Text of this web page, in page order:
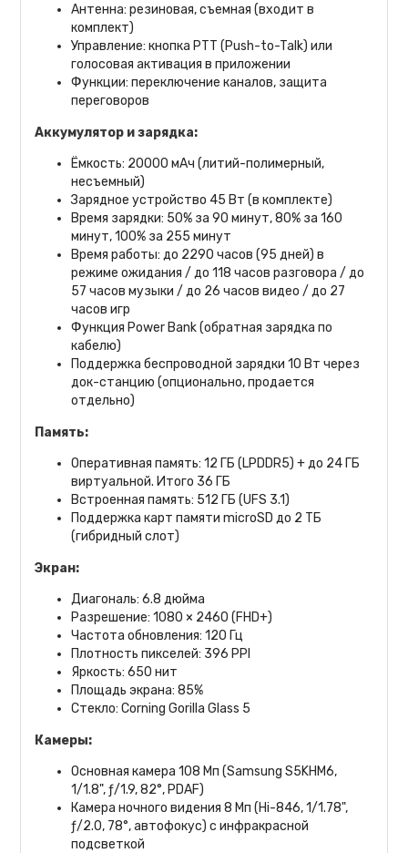
Антенна: резиновая, съемная (входит в
комплект)
Управление: кнопка PTT (Push-to-Talk) или
голосовая активация в приложении
Функции: переключение каналов, защита
переговоров
Аккумулятор и зарядка:
Ёмкость: 20000 мАч (литий-полимерный,
несъемный)
Зарядное устройство 45 Вт (в комплекте)
Время зарядки: 50% за 90 минут, 80% за 160
минут, 100% за 255 минут
Время работы: до 2290 часов (95 дней) в
режиме ожидания / до 118 часов разговора / до
57 часов музыки / до 26 часов видео / до 27
часов игр
Функция Power Bank (обратная зарядка по
кабелю)
Поддержка беспроводной зарядки 10 Вт через
док-станцию (опционально, продается
отдельно)
Память:
Оперативная память: 12 ГБ (LPDDR5) + до 24 ГБ
виртуальной. Итого 36 ГБ
Встроенная память: 512 ГБ (UFS 3.1)
Поддержка карт памяти microSD до 2 ТБ
(гибридный слот)
Экран:
Диагональ: 6.8 дюйма
Разрешение: 1080 × 2460 (FHD+)
Частота обновления: 120 Гц
Плотность пикселей: 396 PPI
Яркость: 650 нит
Площадь экрана: 85%
Стекло: Corning Gorilla Glass 5
Камеры:
Основная камера 108 Мп (Samsung S5KHM6,
1/1.8", ƒ/1.9, 82°, PDAF)
Камера ночного видения 8 Мп (Hi-846, 1/1.78",
ƒ/2.0, 78°, автофокус) с инфракрасной
подсветкой